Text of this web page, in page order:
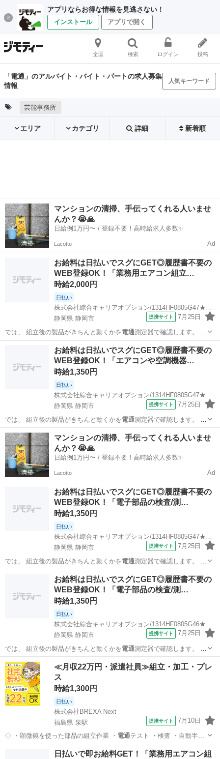
アプリならお得な情報を見逃さない！
インストール アプリで開く
全国 検索 ログイン 投稿
「電通」のアルバイト・バイト・パートの求人募集
情報
人気キーワード
芸能事務所
エリア カテゴリ 詳細 新着順
マンションの清掃、手伝ってくれる人いませ
んか？😭🙏
日給例1万円〜 / 登録不要！高時給求人多数✨
Lacotto Ad
お給料は日払いでスグにGET◎履歴書不要の
WEB登録OK！「業務用エアコン組立…
時給2,000円
日払い
株式会社綜合キャリアオプション/1314HF0805G47★17-S
静岡県 静岡市
提携サイト 7月25日
では、 組立後の製品がきちんと動くかを電通測定器で確認します。 ま
た、 加工後の…
工場
お給料は日払いでスグにGET◎履歴書不要の
WEB登録OK！「エアコンや空調機器…
時給1,350円
日払い
株式会社綜合キャリアオプション/1314HF0805G47★26-S
静岡県 静岡市
提携サイト 7月25日
では、 組立後の製品がきちんと動くかを電通測定器で確認します。 ま
た、 加工後の…
静岡 静岡市
マンションの清掃、手伝ってくれる人いませ
んか？😭🙏
日給例1万円〜 / 登録不要！高時給求人多数✨
Lacotto Ad
お給料は日払いでスグにGET◎履歴書不要の
WEB登録OK！「電子部品の検査/測…
時給1,350円
日払い
株式会社綜合キャリアオプション/1314HF0805G47★22-S
静岡県 静岡市
提携サイト 7月25日
では、 組立後の製品がきちんと動くかを電通測定器で確認します。 ま
た、 加工後の…
工場
お給料は日払いでスグにGET◎履歴書不要の
WEB登録OK！「電子部品の検査/測…
時給1,350円
日払い
静岡県 静岡市
提携サイト 7月25日
では、 組立後の製品がきちんと動くかを電通測定器で確認します。 ま
た、 加工後の…
静岡 静岡市 工場
≪月収22万円・派遣社員≫組立・加工・プレ
ス
時給1,300円
日払い
株式会社BREXA Next
福島県 泉駅
提携サイト 7月10日
◇ ・顕微鏡を使った部品の組立作業 ・ 電通テスト ・検査 ・自動半田
付け ★ク…いわき市 泉駅 その他
日払いで即お給料GET！「業務用エアコン組